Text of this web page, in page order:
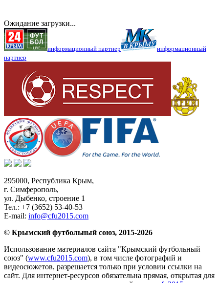
Ожидание загрузки...
информационный партнер
информационный
партнер
295000, Республика Крым,
г. Симферополь,
ул. Дыбенко, строение 1
Тел.: +7 (3652) 53-40-53
E-mail: info@cfu2015.com
© Крымский футбольный союз, 2015-2026
Использование материалов сайта "Крымский футбольный
союз" (www.cfu2015.com), в том числе фотографий и
видеосюжетов, разрешается только при условии ссылки на
сайт. Для интернет-ресурсов обязательна прямая, открытая для